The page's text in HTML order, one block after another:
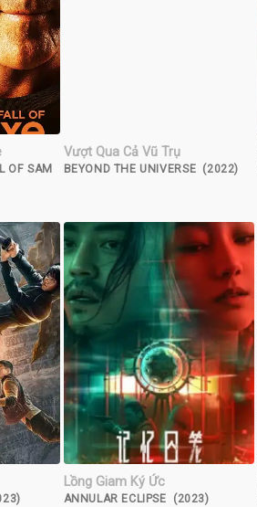
OF SAM
Vượt Qua Cả Vũ Trụ
BEYOND THE UNIVERSE (2022)
Lồng Giam Ký Ức
ANNULAR ECLIPSE (2023)